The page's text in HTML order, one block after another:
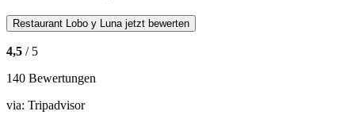
Restaurant Lobo y Luna jetzt bewerten
4,5 / 5
140 Bewertungen
via: Tripadvisor